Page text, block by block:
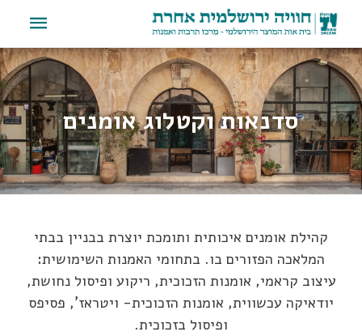
סדנאות וקטלוג אומנים
קהילת אומנים איכותית ותומכת יוצרת בבניין בבתי
המלאכה הפזורים בו. בתחומי האמנות השימושית:
עיצוב קראמי, אומנות הזכוכית, ריקוע ופיסול נחושת,
יודאיקה עכשווית, אומנות הזכוכית- ויטראז', פסיפס
ופיסול בזכוכית.